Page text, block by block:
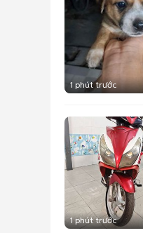
1 phút trước
1 phút trước